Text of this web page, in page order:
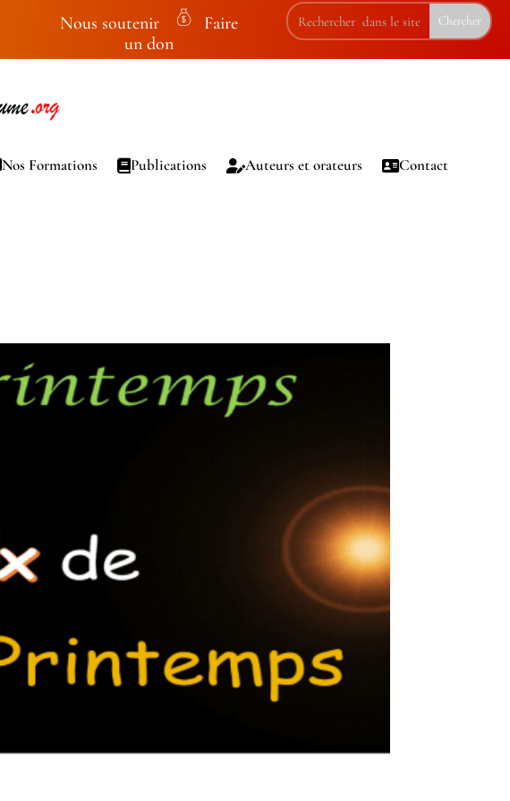
Nous soutenir
on
on
Faire
un don
Nos Formations Publications Auteurs et orateurs Contact